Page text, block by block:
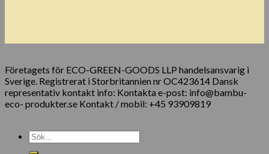
Företagets för ECO-GREEN-GOODS LLP handelsansvarig i
Sverige. Registrerat i Storbritannien nr OC423614 Dansk
representativ kontakt info: Kontakta e-post: info@bambu-
eco- produkter.se Kontakt / mobil: +45 93909819
Sök
efter: